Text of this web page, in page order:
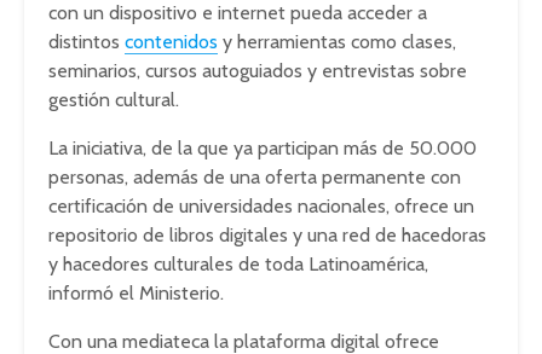
con un dispositivo e internet pueda acceder a
distintos contenidos y herramientas como clases,
seminarios, cursos autoguiados y entrevistas sobre
gestión cultural.
La iniciativa, de la que ya participan más de 50.000
personas, además de una oferta permanente con
certificación de universidades nacionales, ofrece un
repositorio de libros digitales y una red de hacedoras
y hacedores culturales de toda Latinoamérica,
informó el Ministerio.
Con una mediateca la plataforma digital ofrece